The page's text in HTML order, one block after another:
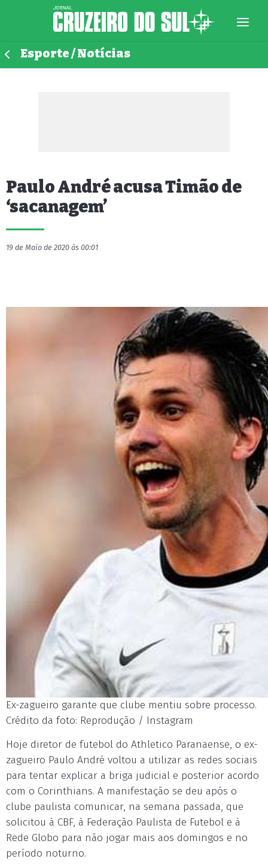
Esporte / Notícias
Paulo André acusa Timão de
‘sacanagem’
19 de Maio de 2020 às 00:01
Ex-zagueiro garante que clube mentiu sobre processo.
Crédito da foto: Reprodução / Instagram
Hoje diretor de futebol do Athletico Paranaense, o ex-
zagueiro Paulo André voltou a utilizar as redes sociais
para tentar explicar a briga judicial e posterior acordo
com o Corinthians. A manifestação se deu após o
clube paulista comunicar, na semana passada, que
solicitou à CBF, à Federação Paulista de Futebol e à
Rede Globo para não jogar mais aos domingos e no
período noturno.